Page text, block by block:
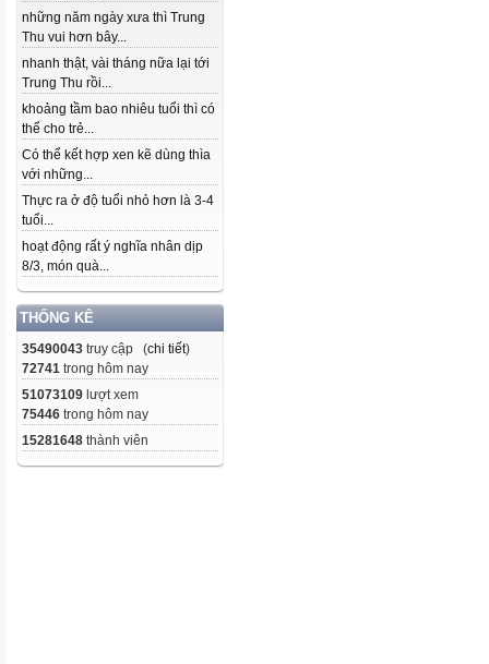
những năm ngày xưa thì Trung
Thu vui hơn bây...
nhanh thật, vài tháng nữa lại tới
Trung Thu rồi...
khoảng tầm bao nhiêu tuổi thì có
thể cho trẻ...
Có thể kết hợp xen kẽ dùng thìa
với những...
Thực ra ở độ tuổi nhỏ hơn là 3-4
tuổi...
hoạt động rất ý nghĩa nhân dịp
8/3, món quà...
THỐNG KÊ
35490043 truy cập (chi tiết)
72741 trong hôm nay
51073109 lượt xem
75446 trong hôm nay
15281648 thành viên